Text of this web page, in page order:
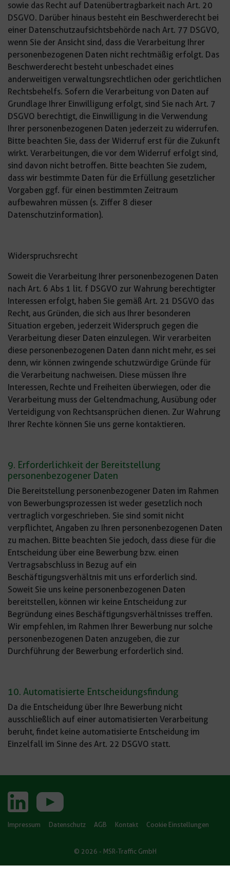
sowie das Recht auf Datenübertragbarkeit nach Art. 20
DSGVO. Darüber hinaus besteht ein Beschwerderecht bei
einer Datenschutzaufsichtsbehörde nach Art. 77 DSGVO,
wenn Sie der Ansicht sind, dass die Verarbeitung Ihrer
personenbezogenen Daten nicht rechtmäßig erfolgt. Das
Beschwerderecht besteht unbeschadet eines
anderweitigen verwaltungsrechtlichen oder gerichtlichen
Rechtsbehelfs. Sofern die Verarbeitung von Daten auf
Grundlage Ihrer Einwilligung erfolgt, sind Sie nach Art. 7
DSGVO berechtigt, die Einwilligung in die Verwendung
Ihrer personenbezogenen Daten jederzeit zu widerrufen.
Bitte beachten Sie, dass der Widerruf erst für die Zukunft
wirkt. Verarbeitungen, die vor dem Widerruf erfolgt sind,
sind davon nicht betroffen. Bitte beachten Sie zudem,
dass wir bestimmte Daten für die Erfüllung gesetzlicher
Vorgaben ggf. für einen bestimmten Zeitraum
aufbewahren müssen (s. Ziffer 8 dieser
Datenschutzinformation).
Widerspruchsrecht
Soweit die Verarbeitung Ihrer personenbezogenen Daten
nach Art. 6 Abs 1 lit. f DSGVO zur Wahrung berechtigter
Interessen erfolgt, haben Sie gemäß Art. 21 DSGVO das
Recht, aus Gründen, die sich aus Ihrer besonderen
Situation ergeben, jederzeit Widerspruch gegen die
Verarbeitung dieser Daten einzulegen. Wir verarbeiten
diese personenbezogenen Daten dann nicht mehr, es sei
denn, wir können zwingende schutzwürdige Gründe für
die Verarbeitung nachweisen. Diese müssen Ihre
Interessen, Rechte und Freiheiten überwiegen, oder die
Verarbeitung muss der Geltendmachung, Ausübung oder
Verteidigung von Rechtsansprüchen dienen. Zur Wahrung
Ihrer Rechte können Sie uns gerne kontaktieren.
9. Erforderlichkeit der Bereitstellung
personenbezogener Daten
Die Bereitstellung personenbezogener Daten im Rahmen
von Bewerbungsprozessen ist weder gesetzlich noch
vertraglich vorgeschrieben. Sie sind somit nicht
verpflichtet, Angaben zu Ihren personenbezogenen Daten
zu machen. Bitte beachten Sie jedoch, dass diese für die
Entscheidung über eine Bewerbung bzw. einen
Vertragsabschluss in Bezug auf ein
Beschäftigungsverhältnis mit uns erforderlich sind.
Soweit Sie uns keine personenbezogenen Daten
bereitstellen, können wir keine Entscheidung zur
Begründung eines Beschäftigungsverhältnisses treffen.
Wir empfehlen, im Rahmen Ihrer Bewerbung nur solche
personenbezogenen Daten anzugeben, die zur
Durchführung der Bewerbung erforderlich sind.
10. Automatisierte Entscheidungsfindung
Da die Entscheidung über Ihre Bewerbung nicht
ausschließlich auf einer automatisierten Verarbeitung
beruht, findet keine automatisierte Entscheidung im
Einzelfall im Sinne des Art. 22 DSGVO statt.
Impressum Datenschutz AGB Kontakt Cookie Einstellungen
© 2026 - MSR-Traffic GmbH